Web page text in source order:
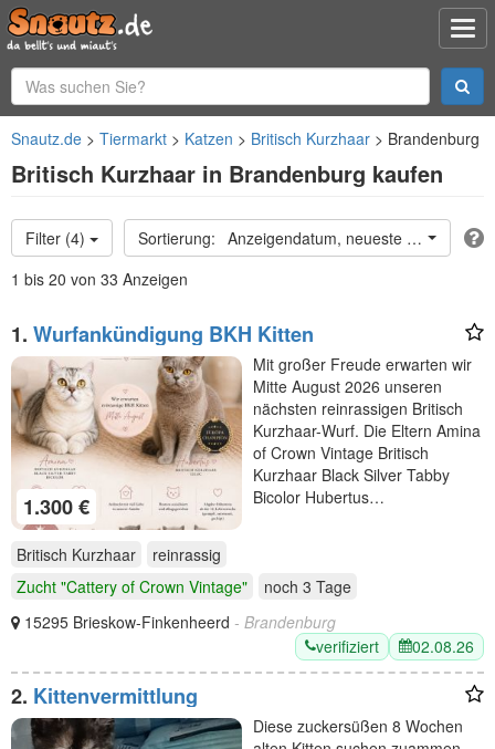
Snautz.de Tiermarkt Katzen Britisch Kurzhaar Brandenburg
Britisch Kurzhaar in Brandenburg kaufen
Filter (4)
Anzeigendatum, neueste oben
1 bis 20 von 33 Anzeigen
1. Wurfankündigung BKH Kitten
1.300 €
Mit großer Freude erwarten wir
Mitte August 2026 unseren
nächsten reinrassigen Britisch
Kurzhaar-Wurf. Die Eltern Amina
of Crown Vintage Britisch
Kurzhaar Black Silver Tabby
Bicolor Hubertus…
Britisch Kurzhaar
reinrassig
Zucht "Cattery of Crown Vintage"
noch 3 Tage
15295 Brieskow-Finkenheerd - Brandenburg
verifiziert
02.08.26
2. Kittenvermittlung
Diese zuckersüßen 8 Wochen